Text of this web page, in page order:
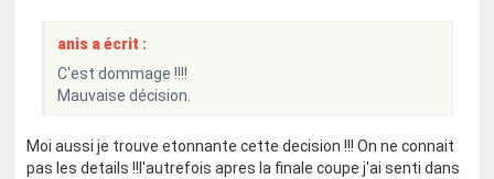
anis a écrit :
C'est dommage !!!!
Mauvaise décision.
Moi aussi je trouve etonnante cette decision !!! On ne connait
pas les details !!l'autrefois apres la finale coupe j'ai senti dans